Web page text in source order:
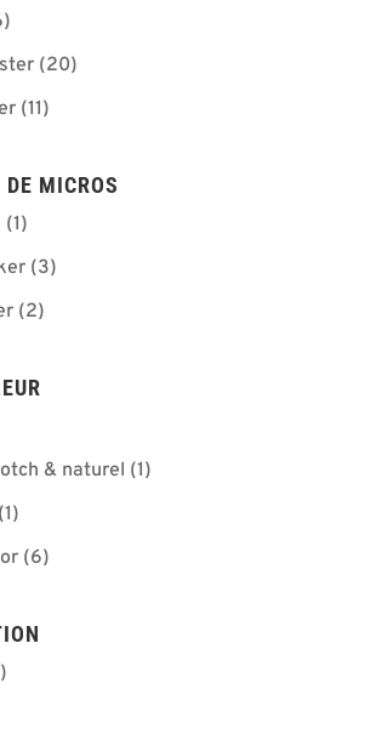
(20)
(11)
DE MICROS
(1)
(3)
(2)
& naturel (1)
(1)
(6)